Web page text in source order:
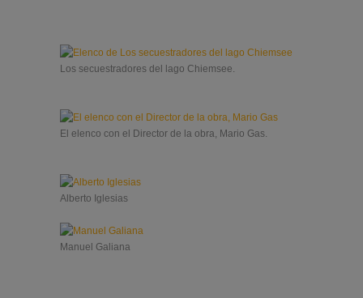
Los secuestradores del lago Chiemsee.
El elenco con el Director de la obra, Mario Gas.
Alberto Iglesias
Manuel Galiana